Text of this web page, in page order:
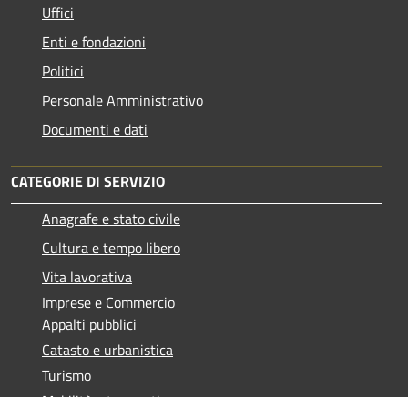
Uffici
Enti e fondazioni
Politici
Personale Amministrativo
Documenti e dati
CATEGORIE DI SERVIZIO
Anagrafe e stato civile
Cultura e tempo libero
Vita lavorativa
Imprese e Commercio
Appalti pubblici
Catasto e urbanistica
Turismo